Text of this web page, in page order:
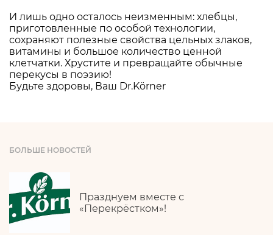
И лишь одно осталось неизменным: хлебцы,
приготовленные по особой технологии,
сохраняют полезные свойства цельных злаков,
витамины и большое количество ценной
клетчатки. Хрустите и превращайте обычные
перекусы в поэзию!
Будьте здоровы, Ваш Dr.Körner
БОЛЬШЕ НОВОСТЕЙ
Празднуем вместе с
«Перекрёстком»!